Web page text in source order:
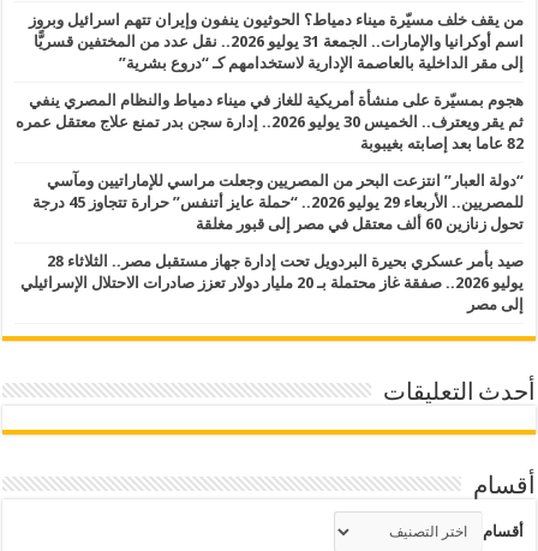
من يقف خلف مسيّرة ميناء دمياط؟ الحوثيون ينفون وإيران تتهم اسرائيل وبروز
اسم أوكرانيا والإمارات.. الجمعة 31 يوليو 2026.. نقل عدد من المختفين قسريًّا
إلى مقر الداخلية بالعاصمة الإدارية لاستخدامهم كـ “دروع بشرية”
هجوم بمسيّرة على منشأة أمريكية للغاز في ميناء دمياط والنظام المصري ينفي
ثم يقر ويعترف.. الخميس 30 يوليو 2026.. إدارة سجن بدر تمنع علاج معتقل عمره
82 عاما بعد إصابته بغيبوبة
“دولة العبار” انتزعت البحر من المصريين وجعلت مراسي للإماراتيين ومآسي
للمصريين.. الأربعاء 29 يوليو 2026.. “حملة عايز أتنفس” حرارة تتجاوز 45 درجة
تحول زنازين 60 ألف معتقل في مصر إلى قبور مغلقة
صيد بأمر عسكري بحيرة البردويل تحت إدارة جهاز مستقبل مصر.. الثلاثاء 28
يوليو 2026.. صفقة غاز محتملة بـ 20 مليار دولار تعزز صادرات الاحتلال الإسرائيلي
إلى مصر
أحدث التعليقات
أقسام
أقسام